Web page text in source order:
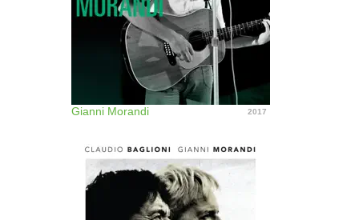
Gianni Morandi 2017